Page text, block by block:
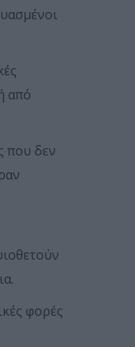
από
που δεν
φορές